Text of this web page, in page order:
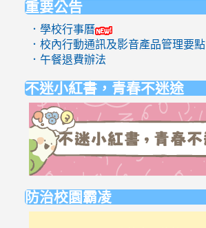
重要公告
．學校行事曆
．校內行動通訊及影音產品管理要點
．午餐退費辦法
不迷小紅書，青春不迷途
防治校園霸凌